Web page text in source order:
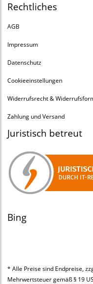
Rechtliches
AGB
Impressum
Datenschutz
Cookieeinstellungen
Widerrufsrecht &
Zahlung und Versand
Juristisch betreut
Bing
* Alle Preise sind Endpreise,
Mehrwertsteuer gemäß § 19